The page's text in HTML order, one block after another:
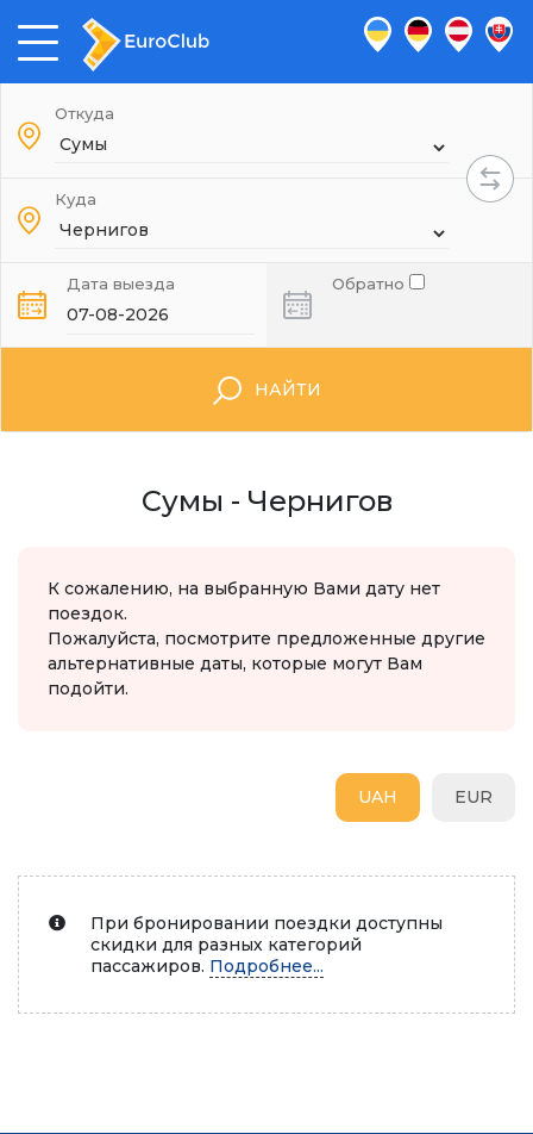
Откуда
Куда
Дата выезда Обратно
НАЙТИ
Сумы - Чернигов
К сожалению, на выбранную Вами дату нет
поездок.
Пожалуйста, посмотрите предложенные другие
альтернативные даты, которые могут Вам
подойти.
EUR
UAH
При бронировании поездки доступны
скидки для разных категорий
пассажиров. Подробнее...